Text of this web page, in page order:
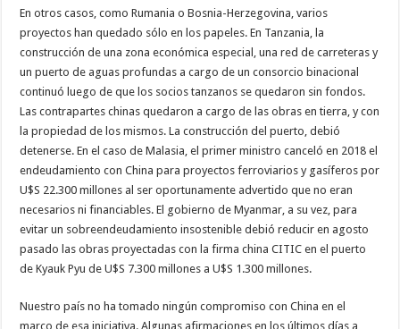
En otros casos, como Rumania o Bosnia-Herzegovina, varios
proyectos han quedado sólo en los papeles. En Tanzania, la
construcción de una zona económica especial, una red de carreteras y
un puerto de aguas profundas a cargo de un consorcio binacional
continuó luego de que los socios tanzanos se quedaron sin fondos.
Las contrapartes chinas quedaron a cargo de las obras en tierra, y con
la propiedad de los mismos. La construcción del puerto, debió
detenerse. En el caso de Malasia, el primer ministro canceló en 2018 el
endeudamiento con China para proyectos ferroviarios y gasíferos por
U$S 22.300 millones al ser oportunamente advertido que no eran
necesarios ni financiables. El gobierno de Myanmar, a su vez, para
evitar un sobreendeudamiento insostenible debió reducir en agosto
pasado las obras proyectadas con la firma china CITIC en el puerto
de Kyauk Pyu de U$S 7.300 millones a U$S 1.300 millones.
Nuestro país no ha tomado ningún compromiso con China en el
marco de esa iniciativa. Algunas afirmaciones en los últimos días a